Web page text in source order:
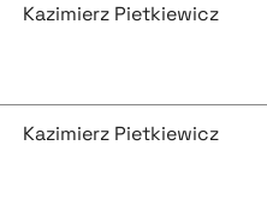
Kazimierz Pietkiewicz
Kazimierz Pietkiewicz